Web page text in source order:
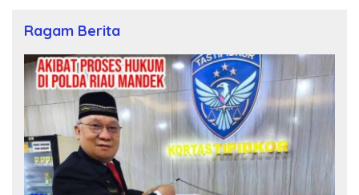
Ragam Berita